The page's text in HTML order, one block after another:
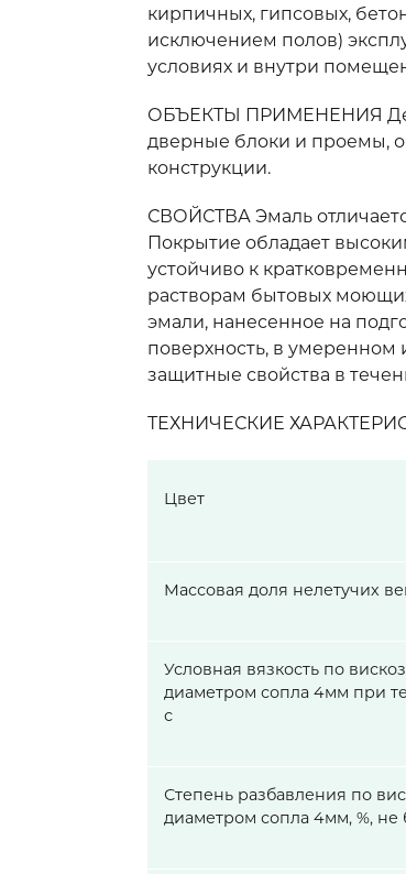
кирпичных, гипсовых,
исключением полов)
условиях и внутри
ОБЪЕКТЫ ПРИМЕНЕНИЯ
дверные блоки и проемы,
конструкции.
СВОЙСТВА Эмаль
Покрытие обладает
устойчиво к
растворам бытовых
эмали, нанесенное на
поверхность, в умеренном
защитные свойства в
ТЕХНИЧЕСКИЕ
Цвет
Массовая доля нелетучих
Условная вязкость по
диаметром сопла 4мм при
с
Степень разбавления по
диаметром сопла 4мм, %, не